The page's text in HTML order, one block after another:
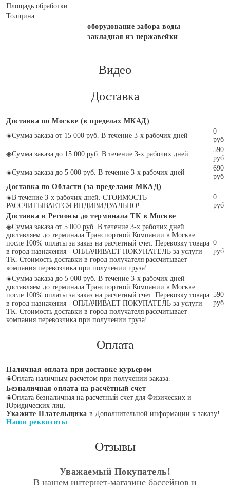
Площадь обработки:
Толщина:
оборудование забора воды
закладная из нержавейки
Видео
Доставка
Доставка по Москве (в пределах МКАД)
◈Сумма заказа от 15 000 руб. В течение 3-х рабочих дней
0
руб
◈Сумма заказа до 15 000 руб. В течение 3-х рабочих дней
590
руб
◈Сумма заказа до 5 000 руб. В течение 3-х рабочих дней
690
руб
Доставка по Области (за пределами МКАД)
◈В течение 3-х рабочих дней. СТОИМОСТЬ
РАССЧИТЫВАЕТСЯ ИНДИВИДУАЛЬНО!
0
руб
Доставка в Регионы до терминала ТК в Москве
◈Сумма заказа от 5 000 руб. В течение 3-х рабочих дней
доставляем до терминала Транспортной Компании в Москве
после 100% оплаты за заказ на расчетный счет. Перевозку товара
в город назначения - ОПЛАЧИВАЕТ ПОКУПАТЕЛЬ за услуги
ТК. Стоимость доставки в город получателя рассчитывает
компания перевозчика при получении груза!
0
руб
◈Сумма заказа до 5 000 руб. В течение 3-х рабочих дней
доставляем до терминала Транспортной Компании в Москве
после 100% оплаты за заказ на расчетный счет. Перевозку товара
в город назначения - ОПЛАЧИВАЕТ ПОКУПАТЕЛЬ за услуги
ТК. Стоимость доставки в город получателя рассчитывает
компания перевозчика при получении груза!
590
руб
Оплата
Наличная оплата при доставке курьером
◈Оплата наличным расчетом при получении заказа.
Безналичная оплата на расчётный счет
◈Оплата безналичная на расчетный счет для Физических и
Юридических лиц.
Укажите Плательщика в Дополнительной информации к заказу!
Наши реквизиты
Отзывы
Уважаемый Покупатель!
В нашем интернет-магазине бассейнов и